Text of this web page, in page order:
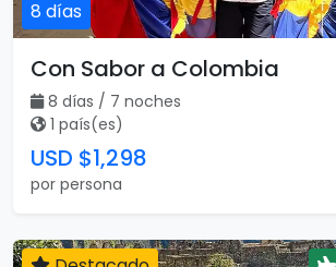
8 días
Con Sabor a Colombia
8 días / 7 noches
1 país(es)
USD $1,298
por persona